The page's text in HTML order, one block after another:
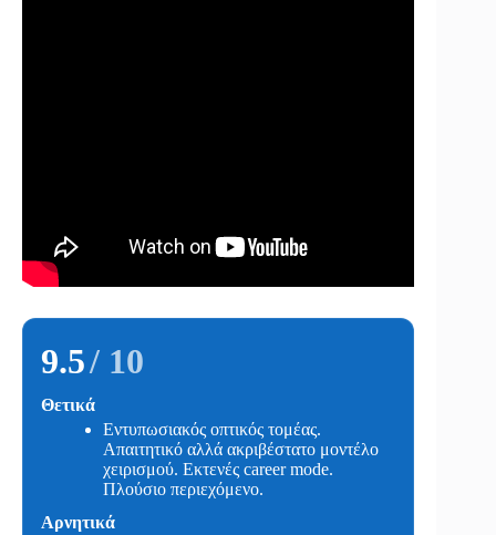
9.5/ 10
Θετικά
Εντυπωσιακός οπτικός τομέας.
Απαιτητικό αλλά ακριβέστατο μοντέλο
χειρισμού. Εκτενές career mode.
Πλούσιο περιεχόμενο.
Αρνητικά